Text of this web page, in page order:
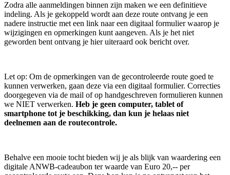
Zodra alle aanmeldingen binnen zijn maken we een definitieve
indeling. Als je gekoppeld wordt aan deze route ontvang je een
nadere instructie met een link naar een digitaal formulier waarop je
wijzigingen en opmerkingen kunt aangeven. Als je het niet
geworden bent ontvang je hier uiteraard ook bericht over.
Let op: Om de opmerkingen van de gecontroleerde route goed te
kunnen verwerken, gaan deze via een digitaal formulier. Correcties
doorgegeven via de mail of op handgeschreven formulieren kunnen
we NIET verwerken. Heb je geen computer, tablet of
smartphone tot je beschikking, dan kun je helaas niet
deelnemen aan de routecontrole.
Behalve een mooie tocht bieden wij je als blijk van waardering een
digitale ANWB-cadeaubon ter waarde van Euro 20,-- per